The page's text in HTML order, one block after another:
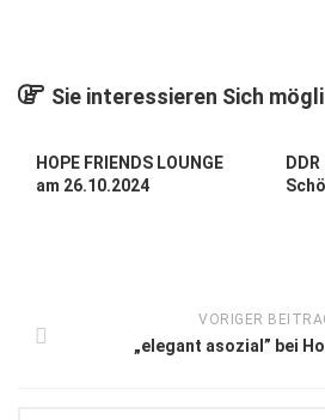
Lifestyle
Podcast
Sie interessieren Sich
HOPE FRIENDS LOUNGE
am 26.10.2024
VORIGER
„elegant asozial” bei